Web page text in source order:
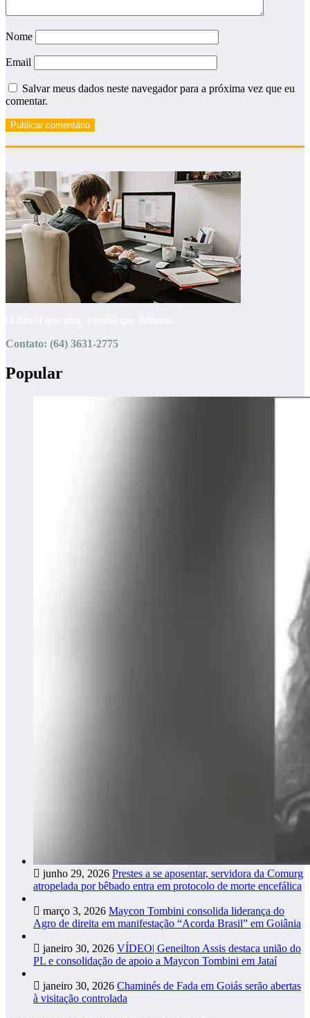
Nome
Email
Salvar meus dados neste navegador para a próxima vez que eu
comentar.
Contato: (64) 3631-2775
Popular
junho 29, 2026 Prestes a se aposentar, servidora da Comurg
atropelada por bêbado entra em protocolo de morte encefálica
março 3, 2026 Maycon Tombini consolida liderança do
Agro de direita em manifestação “Acorda Brasil” em Goiânia
janeiro 30, 2026 VÍDEO| Geneilton Assis destaca união do
PL e consolidação de apoio a Maycon Tombini em Jataí
janeiro 30, 2026 Chaminés de Fada em Goiás serão abertas
à visitação controlada